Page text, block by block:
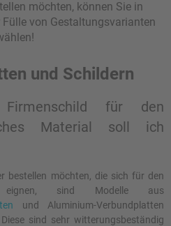
möchten, können Sie in
von Gestaltungsvarianten
und Schildern
für den
ich
bestellen möchten, die sich für den
eignen, sind Modelle aus
und Aluminium-Verbundplatten
witterungsbeständig